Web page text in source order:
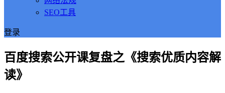
SEO工具
登录
百度搜索公开课复盘之《搜索优质内容解
读》